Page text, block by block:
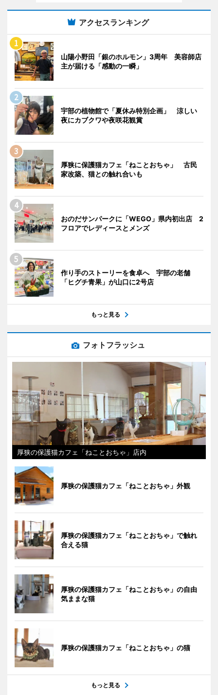
アクセスランキング
山陽小野田「銀のホルモン」3周年 美容師店
主が届ける「感動の一瞬」
宇部の植物館で「夏休み特別企画」 涼しい
夜にカブクワや夜咲花観賞
厚狭に保護猫カフェ「ねことおちゃ」 古民
家改築、猫との触れ合いも
おのだサンパークに「WEGO」県内初出店 2
フロアでレディースとメンズ
作り手のストーリーを食卓へ 宇部の老舗
「ヒグチ青果」が山口に2号店
もっと見る
フォトフラッシュ
厚狭の保護猫カフェ「ねことおちゃ」店内
厚狭の保護猫カフェ「ねことおちゃ」外観
厚狭の保護猫カフェ「ねことおちゃ」で触れ
合える猫
厚狭の保護猫カフェ「ねことおちゃ」の自由
気ままな猫
厚狭の保護猫カフェ「ねことおちゃ」の猫
もっと見る